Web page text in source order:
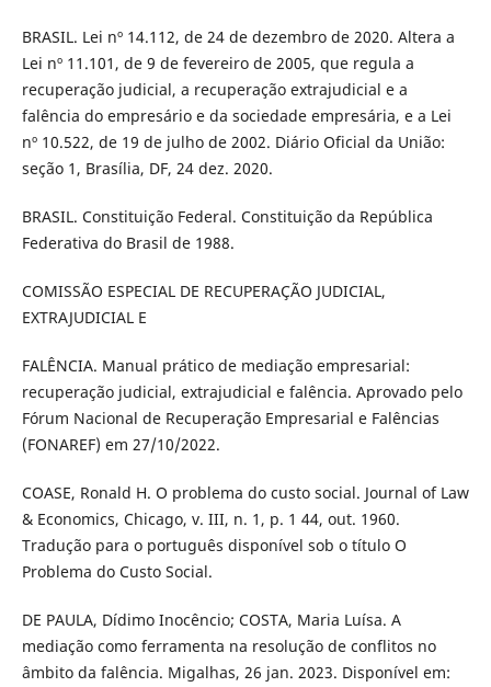
BRASIL. Lei nº 14.112, de 24 de dezembro de 2020. Altera a
Lei nº 11.101, de 9 de fevereiro de 2005, que regula a
recuperação judicial, a recuperação extrajudicial e a
falência do empresário e da sociedade empresária, e a Lei
nº 10.522, de 19 de julho de 2002. Diário Oficial da União:
seção 1, Brasília, DF, 24 dez. 2020.
BRASIL. Constituição Federal. Constituição da República
Federativa do Brasil de 1988.
COMISSÃO ESPECIAL DE RECUPERAÇÃO JUDICIAL,
EXTRAJUDICIAL E
FALÊNCIA. Manual prático de mediação empresarial:
recuperação judicial, extrajudicial e falência. Aprovado pelo
Fórum Nacional de Recuperação Empresarial e Falências
(FONAREF) em 27/10/2022.
COASE, Ronald H. O problema do custo social. Journal of Law
& Economics, Chicago, v. III, n. 1, p. 1 44, out. 1960.
Tradução para o português disponível sob o título O
Problema do Custo Social.
DE PAULA, Dídimo Inocêncio; COSTA, Maria Luísa. A
mediação como ferramenta na resolução de conflitos no
âmbito da falência. Migalhas, 26 jan. 2023. Disponível em: